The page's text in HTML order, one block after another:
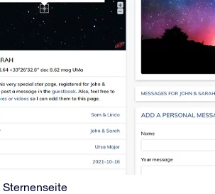
Sternenseite